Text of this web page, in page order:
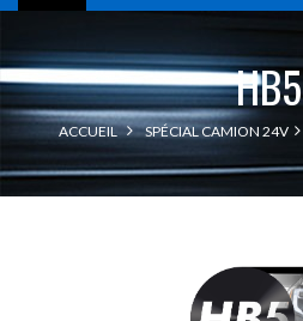
HB5
ACCUEIL SPÉCIAL CAMION 24V